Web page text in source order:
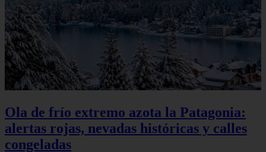
Ola de frío extremo azota la Patagonia:
alertas rojas, nevadas históricas y calles
congeladas